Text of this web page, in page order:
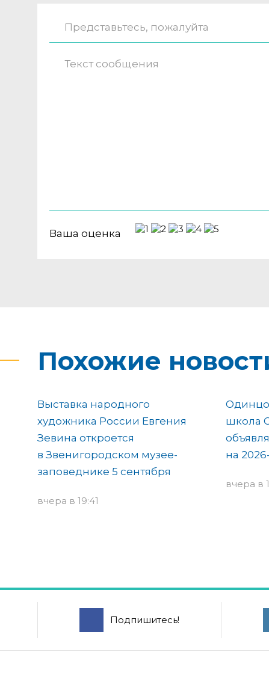
Ваша оценка
Похожие
Выставка народного
художника России Евгения
Зевина откроется
в Звенигородском музее-
заповеднике 5 сентября
вчера в 19:41
школа
на
вчера в
Подпишитесь!